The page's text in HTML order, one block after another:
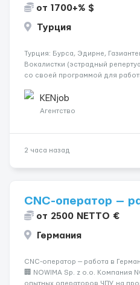
от 1700+% $
Турция
Турция: Бурса, Эдирне,
Вокалистки (эстрадный
со своей программой для
одного до трех месяцев. Мед.
KENjob
Агентство
2 часа назад
CNC-оператор —
от 2500 NETTO €
Германия
CNC-оператор — работа в
🏢 NOWIMA Sp. z o.o. Компания